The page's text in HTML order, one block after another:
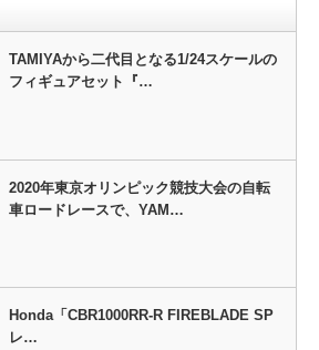
TAMIYAから二代目となる1/24スケールの
フィギュアセット『…
2020年東京オリンピック競技大会の自転
車ロードレースで、YAM…
Honda「CBR1000RR-R FIREBLADE SP
レ…